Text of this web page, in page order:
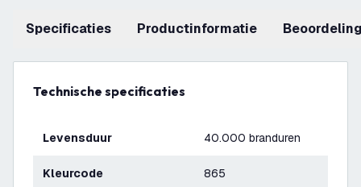
Specificaties productinformatie
Technische specificaties
Levensduur 40.000 branduren
Kleurcode 865